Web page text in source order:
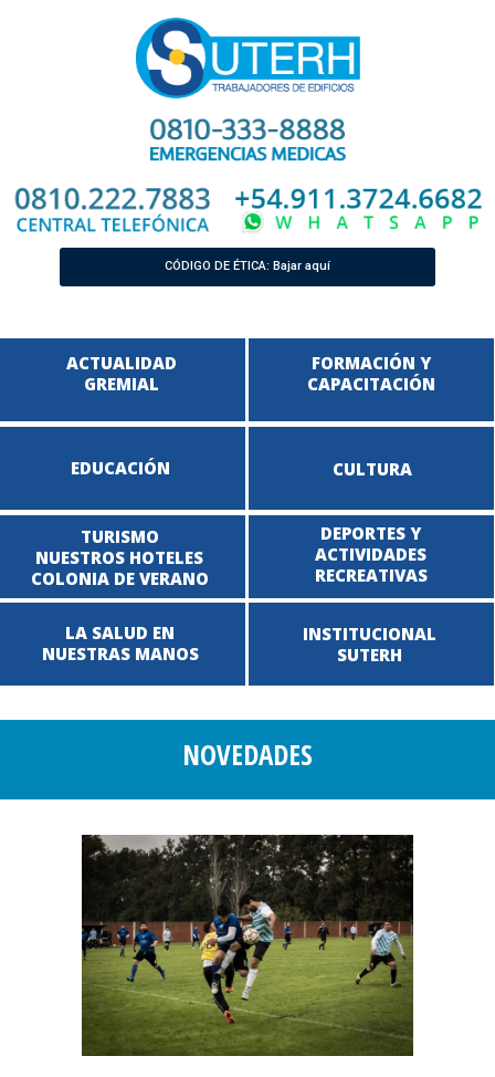
CÓDIGO DE ÉTICA: Bajar aquí
ACTUALIDAD
GREMIAL
EDUCACIÓN CULTURA
TURISMO
NUESTROS HOTELES
COLONIA DE VERANO
DEPORTES Y
ACTIVIDADES
RECREATIVAS
LA SALUD EN
NUESTRAS MANOS
INSTITUCIONAL
SUTERH
FORMACIÓN Y
CAPACITACIÓN
NOVEDADES